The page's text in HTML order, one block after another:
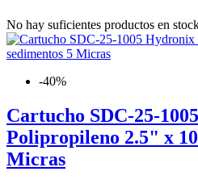
No hay suficientes productos en
-40%
Cartucho SDC-25-
Polipropileno 2.5" x
Micras